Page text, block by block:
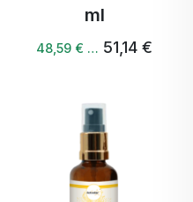
ml
48,59 € … 51,14 €